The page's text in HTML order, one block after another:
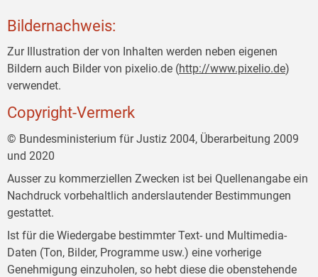
Bildernachweis:
Zur Illustration der von Inhalten werden neben eigenen
Bildern auch Bilder von pixelio.de (http://www.pixelio.de)
verwendet.
Copyright-Vermerk
© Bundesministerium für Justiz 2004, Überarbeitung 2009
und 2020
Ausser zu kommerziellen Zwecken ist bei Quellenangabe ein
Nachdruck vorbehaltlich anderslautender Bestimmungen
gestattet.
Ist für die Wiedergabe bestimmter Text- und Multimedia-
Daten (Ton, Bilder, Programme usw.) eine vorherige
Genehmigung einzuholen, so hebt diese die obenstehende